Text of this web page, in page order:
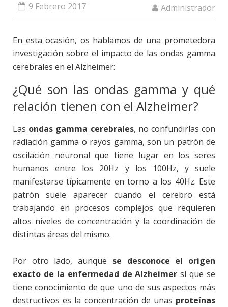
9 Febrero 2017
En esta ocasión, os hablamos de una prometedora
investigación sobre el impacto de las ondas gamma
cerebrales en el Alzheimer:
¿Qué son las ondas gamma y qué
relación tienen con el Alzheimer?
Las ondas gamma cerebrales, no confundirlas con
radiación gamma o rayos gamma, son un patrón de
oscilación neuronal que tiene lugar en los seres
humanos entre los 20Hz y los 100Hz, y suele
manifestarse típicamente en torno a los 40Hz. Este
patrón suele aparecer cuando el cerebro está
trabajando en procesos complejos que requieren
altos niveles de concentración y la coordinación de
distintas áreas del mismo.
Por otro lado, aunque se desconoce el origen
exacto de la enfermedad de Alzheimer sí que se
tiene conocimiento de que uno de sus aspectos más
destructivos es la concentración de unas proteínas
Administrador